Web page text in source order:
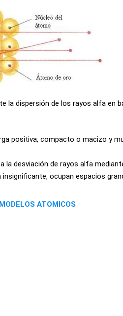
la dispersión de los rayos alfa en
positiva, compacto o macizo y
desviación de rayos alfa
ocupan espacios
ATOMICOS